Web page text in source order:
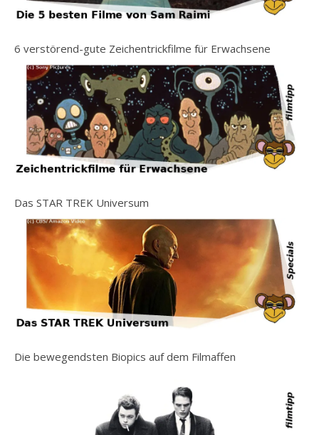
6 verstörend-gute Zeichentrickfilme für Erwachsene
Das STAR TREK Universum
Die bewegendsten Biopics auf dem Filmaffen